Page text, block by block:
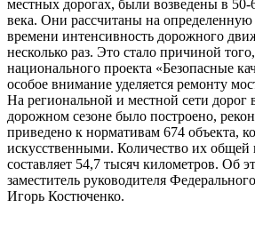
местных дорогах, были возведены в
века. Они рассчитаны на определенную
времени интенсивность дорожного
несколько раз. Это стало причиной
национального проекта «Безопасные
особое внимание уделяется ремонту
На региональной и местной сети
дорожном сезоне было построено,
приведено к нормативам 674 объекта,
искусственными. Количество их общей
составляет 54,7 тысяч километров. Об
заместитель руководителя
Игорь Костюченко.